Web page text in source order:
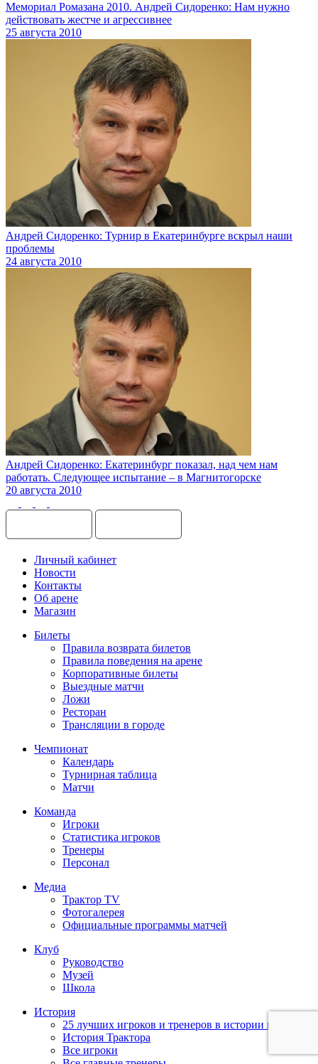
Мемориал Ромазана 2010. Андрей Сидоренко: Нам нужно
действовать жестче и агрессивнее
25 августа 2010
Андрей Сидоренко: Турнир в Екатеринбурге вскрыл наши
проблемы
24 августа 2010
Андрей Сидоренко: Екатеринбург показал, над чем нам
работать. Следующее испытание – в Магнитогорске
20 августа 2010
Личный кабинет
Новости
Контакты
Об арене
Магазин
Билеты
Правила возврата билетов
Правила поведения на арене
Корпоративные билеты
Выездные матчи
Ложи
Ресторан
Трансляции в городе
Чемпионат
Календарь
Турнирная таблица
Матчи
Команда
Игроки
Статистика игроков
Тренеры
Персонал
Медиа
Трактор TV
Фотогалерея
Официальные программы матчей
Клуб
Руководство
Музей
Школа
История
25 лучших игроков и тренеров в истории клуба
История Трактора
Все игроки